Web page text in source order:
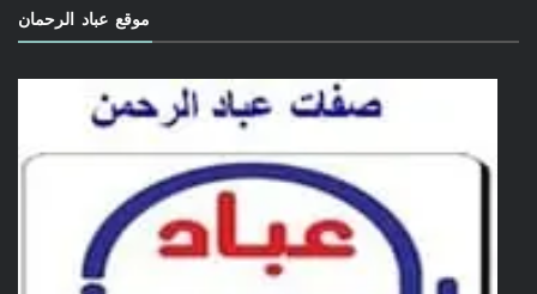
موقع عباد الرحمان